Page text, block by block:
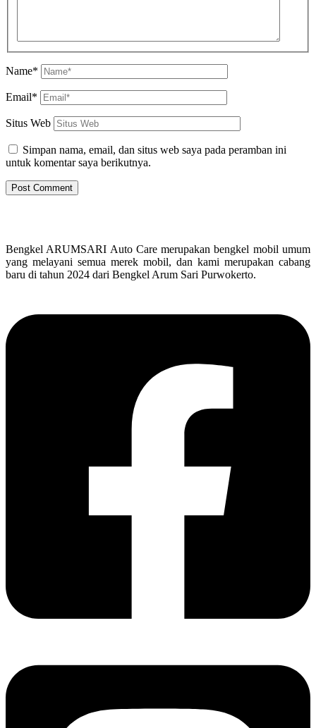
Name*
Email*
Situs Web
Simpan nama, email, dan situs web saya pada peramban ini
untuk komentar saya berikutnya.
Bengkel ARUMSARI Auto Care merupakan bengkel mobil umum
yang melayani semua merek mobil, dan kami merupakan cabang
baru di tahun 2024 dari Bengkel Arum Sari Purwokerto.